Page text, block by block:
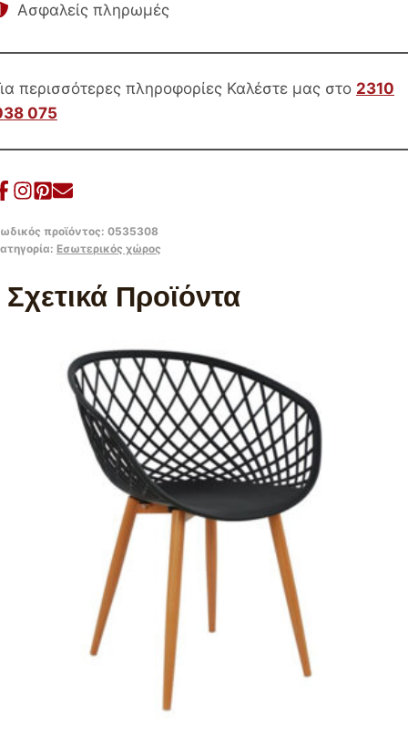
Ασφαλείς πληρωμές
περισσότερες πληροφορίες Καλέστε μας στο 2310
075
προϊόντος: 0535308
Εσωτερικός χώρος
Σχετικά Προϊόντα